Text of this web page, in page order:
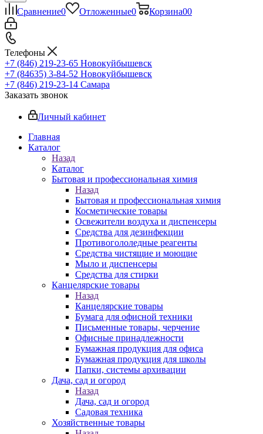
Сравнение0 Отложенные0 Корзина00
Телефоны
+7 (846) 219-23-65 Новокуйбышевск
+7 (84635) 3-84-52 Новокуйбышевск
+7 (846) 219-23-14 Самара
Заказать звонок
Личный кабинет
Главная
Каталог
Назад
Каталог
Бытовая и профессиональная химия
Назад
Бытовая и профессиональная химия
Косметические товары
Освежители воздуха и диспенсеры
Средства для дезинфекции
Противогололедные реагенты
Средства чистящие и моющие
Мыло и диспенсеры
Средства для стирки
Канцелярские товары
Назад
Канцелярские товары
Бумага для офисной техники
Письменные товары, черчение
Офисные принадлежности
Бумажная продукция для офиса
Бумажная продукция для школы
Папки, системы архивации
Дача, сад и огород
Назад
Дача, сад и огород
Садовая техника
Хозяйственные товары